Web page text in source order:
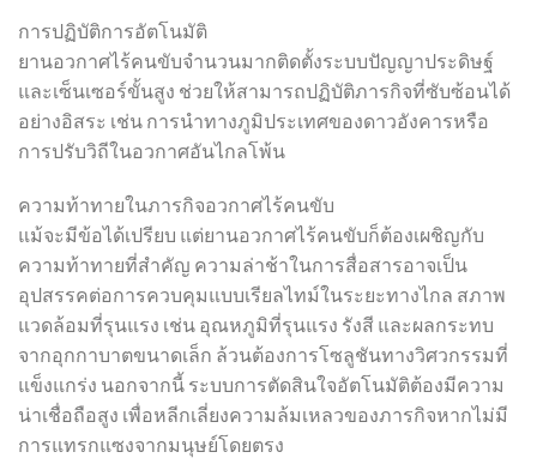
การปฏิบัติการอัตโนมัติ
ยานอวกาศไร้คนขับจำนวนมากติดตั้งระบบปัญญาประดิษฐ์
และเซ็นเซอร์ขั้นสูง ช่วยให้สามารถปฏิบัติภารกิจที่ซับซ้อนได้
อย่างอิสระ เช่น การนำทางภูมิประเทศของดาวอังคารหรือ
การปรับวิถีในอวกาศอันไกลโพ้น
ความท้าทายในภารกิจอวกาศไร้คนขับ
แม้จะมีข้อได้เปรียบ แต่ยานอวกาศไร้คนขับก็ต้องเผชิญกับ
ความท้าทายที่สำคัญ ความล่าช้าในการสื่อสารอาจเป็น
อุปสรรคต่อการควบคุมแบบเรียลไทม์ในระยะทางไกล สภาพ
แวดล้อมที่รุนแรง เช่น อุณหภูมิที่รุนแรง รังสี และผลกระทบ
จากอุกกาบาตขนาดเล็ก ล้วนต้องการโซลูชันทางวิศวกรรมที่
แข็งแกร่ง นอกจากนี้ ระบบการตัดสินใจอัตโนมัติต้องมีความ
น่าเชื่อถือสูง เพื่อหลีกเลี่ยงความล้มเหลวของภารกิจหากไม่มี
การแทรกแซงจากมนุษย์โดยตรง